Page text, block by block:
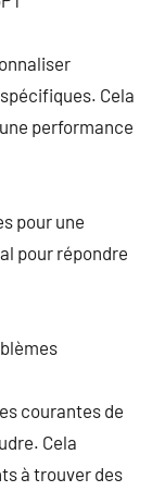
Cela
performance
pour une
pour répondre
courantes de
Cela
à trouver des